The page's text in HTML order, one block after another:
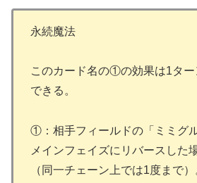
永続魔法
このカード名の①の効果は1ター
できる。
①：相手フィールドの「ミミグ
メインフェイズにリバースした
（同一チェーン上では1度まで